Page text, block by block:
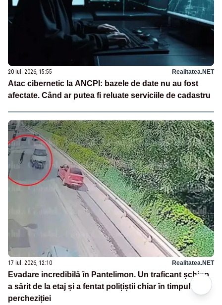
20 iul. 2026, 15:55 Realitatea.NET
Atac cibernetic la ANCPI: bazele de date nu au fost
afectate. Când ar putea fi reluate serviciile de cadastru
17 iul. 2026, 12:10 Realitatea.NET
Evadare incredibilă în Pantelimon. Un traficant șchiop
a sărit de la etaj și a fentat polițiștii chiar în timpul
percheziției